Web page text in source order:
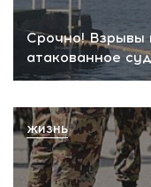
Срочно! Взрывы
атакованное
ЖИЗНЬ